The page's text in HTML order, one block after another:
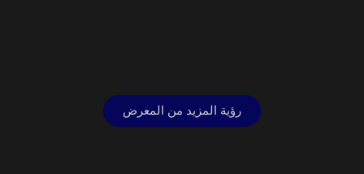
رؤية المزيد من المعرض